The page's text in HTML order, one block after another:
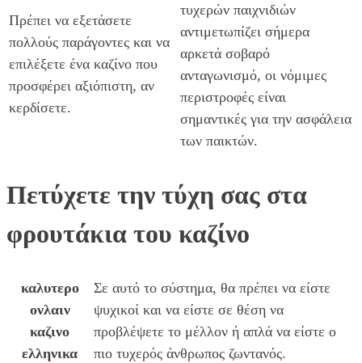
Πρέπει να εξετάσετε
πολλούς παράγοντες και να
επιλέξετε ένα καζίνο που
προσφέρει αξιόπιστη, αν
κερδίσετε.
τυχερών παιχνιδιών
αντιμετωπίζει σήμερα
αρκετά σοβαρό
ανταγωνισμό, οι νόμιμες
περιστροφές είναι
σημαντικές για την ασφάλεια
των παικτών.
Πετύχετε την τύχη σας στα
φρουτάκια του καζίνο
καλυτερο
ονλαιν
καζινο
ελληνικα
Σε αυτό το σύστημα, θα πρέπει να είστε
ψυχικοί και να είστε σε θέση να
προβλέψετε το μέλλον ή απλά να είστε ο
πιο τυχερός άνθρωπος ζωντανός.